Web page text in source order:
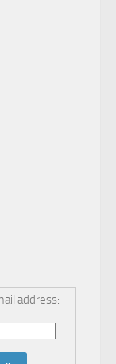
address: